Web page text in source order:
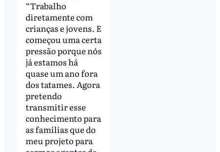
“Trabalho
diretamente com
crianças e jovens. E
começou uma certa
pressão porque nós
já estamos há
quase um ano fora
dos tatames. Agora
pretendo
transmitir esse
conhecimento para
as famílias que do
meu projeto para